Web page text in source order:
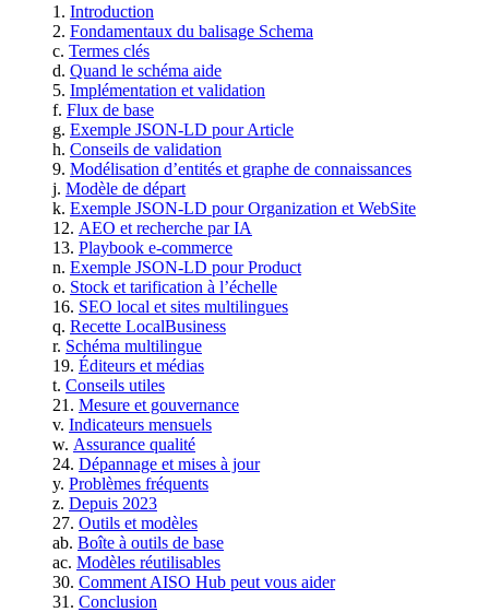
Introduction
Fondamentaux du balisage Schema
Termes clés
Quand le schéma aide
Implémentation et validation
Flux de base
Exemple JSON‑LD pour Article
Conseils de validation
Modélisation d’entités et graphe de connaissances
Modèle de départ
Exemple JSON‑LD pour Organization et WebSite
AEO et recherche par IA
Playbook e‑commerce
Exemple JSON‑LD pour Product
Stock et tarification à l’échelle
SEO local et sites multilingues
Recette LocalBusiness
Schéma multilingue
Éditeurs et médias
Conseils utiles
Mesure et gouvernance
Indicateurs mensuels
Assurance qualité
Dépannage et mises à jour
Problèmes fréquents
Depuis 2023
Outils et modèles
Boîte à outils de base
Modèles réutilisables
Comment AISO Hub peut vous aider
Conclusion